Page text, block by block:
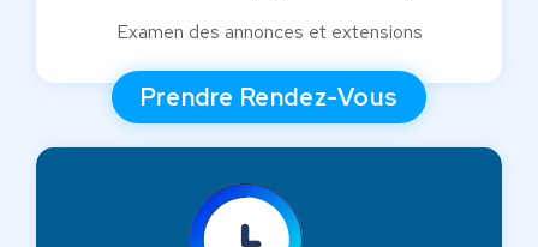
Examen des annonces et extensions
Prendre Rendez-Vous